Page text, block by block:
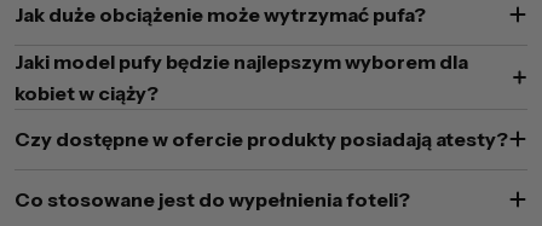
Jak duże obciążenie może wytrzymać pufa?
Jaki model pufy będzie najlepszym wyborem dla
kobiet w ciąży?
Czy dostępne w ofercie produkty posiadają atesty?
Co stosowane jest do wypełnienia foteli?